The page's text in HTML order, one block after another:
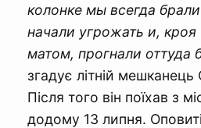
колонке мы всегда
начали угрожать и,
матом, прогнали оттуда
згадує літній мешканець
Після того він поїхав з
додому 13 липня.